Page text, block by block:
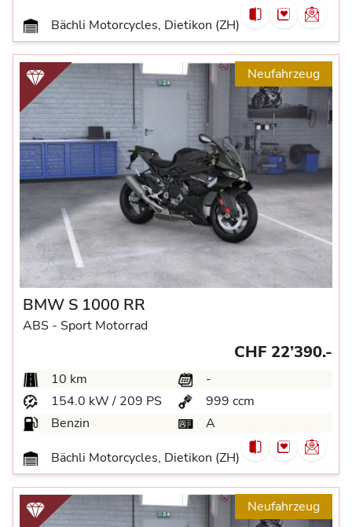
Bächli Motorcycles, Dietikon (ZH)
Neufahrzeug
BMW S 1000 RR
ABS - Sport Motorrad
CHF 22’390.-
10 km
-
154.0 kW / 209 PS
999 ccm
Benzin
A
Bächli Motorcycles, Dietikon (ZH)
Neufahrzeug